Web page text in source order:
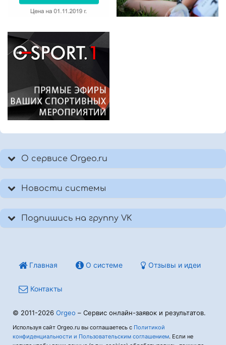
О сервисе Orgeo.ru
Новости системы
Подпишись на группу VK
Главная О системе Отзывы и идеи
Контакты
© 2011-2026 Orgeo – Сервис онлайн-заявок и результатов.
Используя сайт Orgeo.ru вы соглашаетесь с Политикой
конфиденциальности и Пользовательским соглашением. Если не